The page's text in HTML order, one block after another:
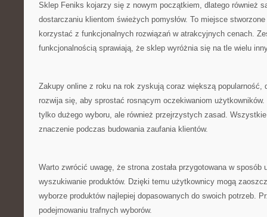
Sklep Feniks kojarzy się z nowym początkiem, dlatego również
dostarczaniu klientom świeżych pomysłów. To miejsce
korzystać z funkcjonalnych rozwiązań w atrakcyjnych cenach.
funkcjonalnością sprawiają, że sklep wyróżnia się na tle wielu
Zakupy online z roku na rok zyskują coraz większą popularność,
rozwija się, aby sprostać rosnącym oczekiwaniom
tylko dużego wyboru, ale również przejrzystych zasad.
znaczenie podczas budowania zaufania klientów.
Warto zwrócić uwagę, że strona została przygotowana w sposób
wyszukiwanie produktów. Dzięki temu użytkownicy mogą
wyborze produktów najlepiej dopasowanych do swoich potrzeb.
podejmowaniu trafnych wyborów.